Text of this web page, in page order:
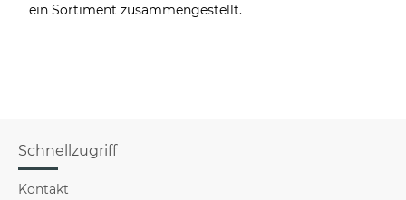
ein Sortiment zusammengestellt.
Schnellzugriff
Kontakt